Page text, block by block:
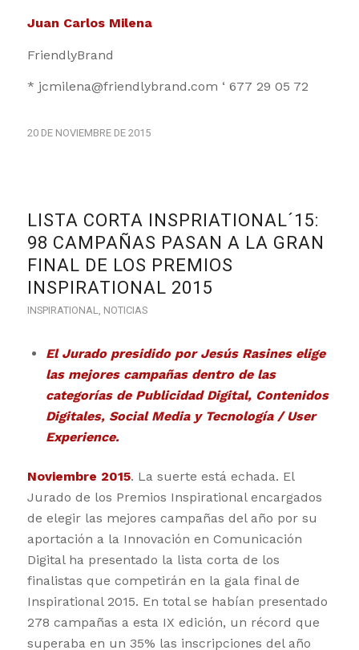
Juan Carlos Milena
FriendlyBrand
* jcmilena@friendlybrand.com ‘ 677 29 05 72
20 DE NOVIEMBRE DE 2015
LISTA CORTA INSPRIATIONAL´15:
98 CAMPAÑAS PASAN A LA GRAN
FINAL DE LOS PREMIOS
INSPIRATIONAL 2015
INSPIRATIONAL NOTICIAS
El Jurado presidido por Jesús Rasines elige
las mejores campañas dentro de las
categorías de Publicidad Digital, Contenidos
Digitales, Social Media y Tecnología / User
Experience.
Noviembre 2015. La suerte está echada. El
Jurado de los Premios Inspirational encargados
de elegir las mejores campañas del año por su
aportación a la Innovación en Comunicación
Digital ha presentado la lista corta de los
finalistas que competirán en la gala final de
Inspirational 2015. En total se habían presentado
278 campañas a esta IX edición, un récord que
superaba en un 35% las inscripciones del año